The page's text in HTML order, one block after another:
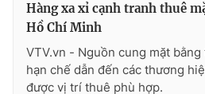
Hàng xa xỉ cạnh tranh thuê
Hồ Chí Minh
VTV.vn - Nguồn cung mặt
hạn chế dẫn đến các thương
được vị trí thuê phù hợp.